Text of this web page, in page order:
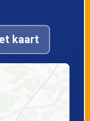
kaart